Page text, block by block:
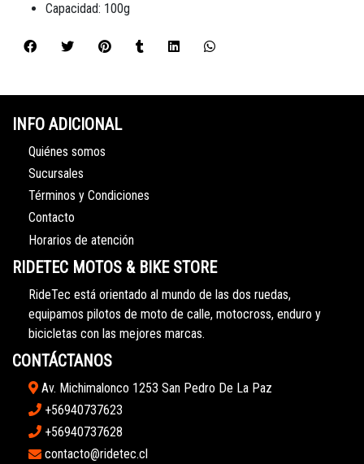
Capacidad: 100g
INFO ADICIONAL
Quiénes somos
Sucursales
Términos y Condiciones
Contacto
Horarios de atención
RIDETEC MOTOS & BIKE STORE
RideTec está orientado al mundo de las dos ruedas,
equipamos pilotos de moto de calle, motocross, enduro y
bicicletas con las mejores marcas.
CONTÁCTANOS
Av. Michimalonco 1253 San Pedro De La Paz
+56940737623
+56940737628
contacto@ridetec.cl